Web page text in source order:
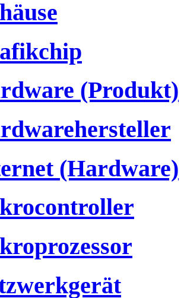
(Produkt)
(Hardware)